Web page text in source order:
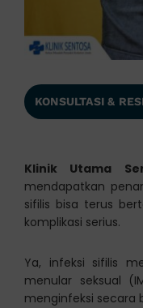
KONSULTASI &
Klinik Utama
mendapatkan
sifilis bisa terus
komplikasi serius.
Ya, infeksi sifilis
menular seksual
menginfeksi secara